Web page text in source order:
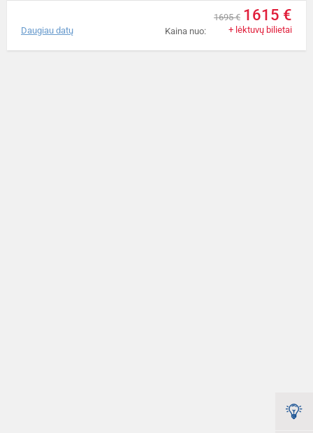
Kaina nuo:
1695 € 1615 €
+ lėktuvų bilietai
Daugiau datų